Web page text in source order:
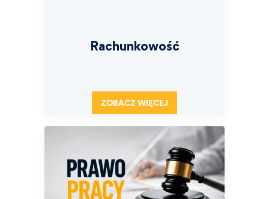
Rachunkowość
ZOBACZ WIĘCEJ